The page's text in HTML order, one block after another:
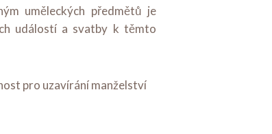
uměleckých předmětů je
událostí a svatby k těmto
pro uzavírání manželství